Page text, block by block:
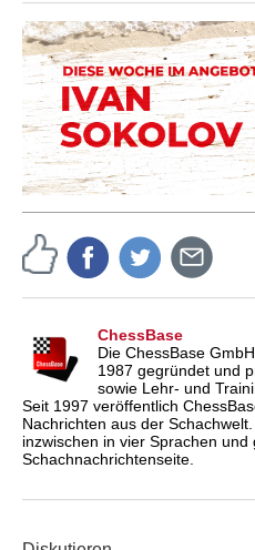
ChessBase
Die ChessBase
1987 gegründet und
sowie Lehr- und
Seit 1997 veröffentlich
Nachrichten aus der
inzwischen in vier Sprachen
Schachnachrichtenseite.